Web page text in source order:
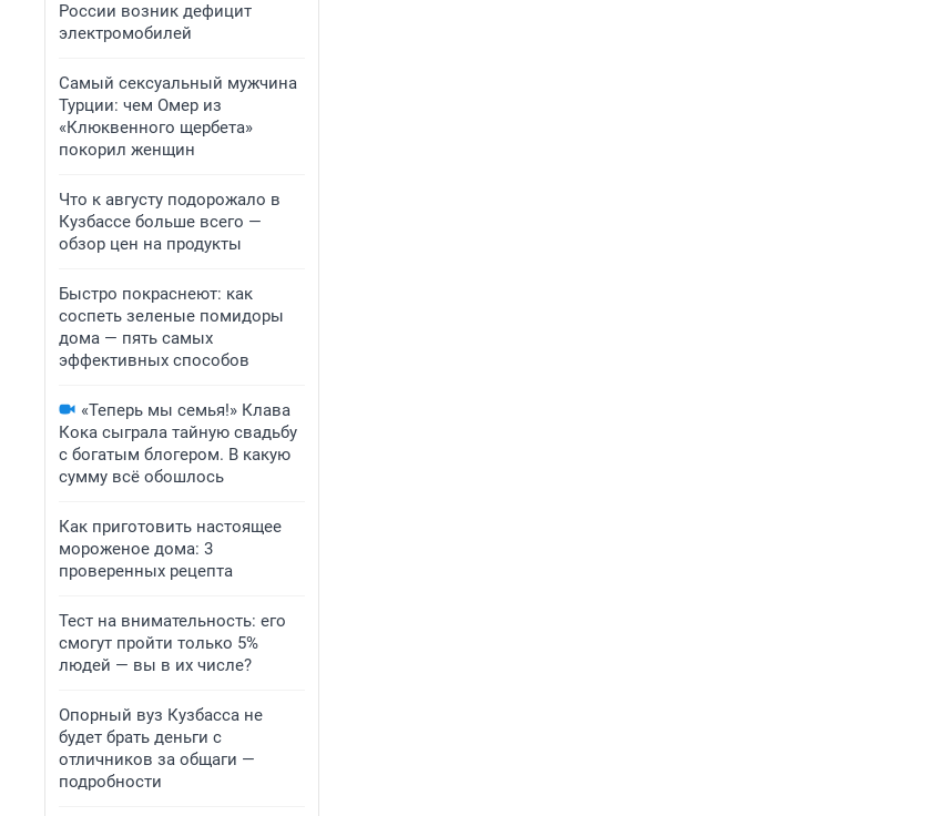
России возник дефицит
электромобилей
Самый сексуальный мужчина
Турции: чем Омер из
«Клюквенного щербета»
покорил женщин
Что к августу подорожало в
Кузбассе больше всего —
обзор цен на продукты
Быстро покраснеют: как
соспеть зеленые помидоры
дома — пять самых
эффективных способов
«Теперь мы семья!» Клава
Кока сыграла тайную свадьбу
с богатым блогером. В какую
сумму всё обошлось
Как приготовить настоящее
мороженое дома: 3
проверенных рецепта
Тест на внимательность: его
смогут пройти только 5%
людей — вы в их числе?
Опорный вуз Кузбасса не
будет брать деньги с
отличников за общаги —
подробности